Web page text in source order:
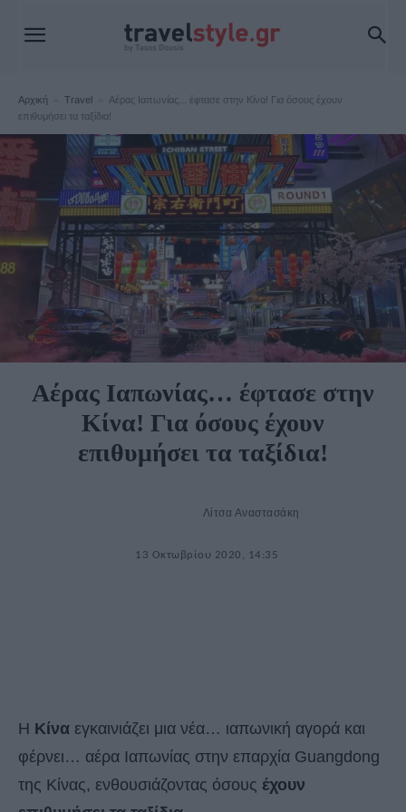
Αρχική Travel
Αέρας Ιαπωνίας... έφτασε στην Κίνα! Για όσους έχουν
επιθυμήσει τα ταξίδια!
Travel
Αέρας Ιαπωνίας… έφτασε στην
Κίνα! Για όσους έχουν
επιθυμήσει τα ταξίδια!
Λίτσα Αναστασάκη
13 Οκτωβρίου 2020, 14:35
Η Κίνα εγκαινιάζει μια νέα… ιαπωνική αγορά και
φέρνει… αέρα Ιαπωνίας στην επαρχία Guangdong
της Κίνας, ενθουσιάζοντας όσους έχουν